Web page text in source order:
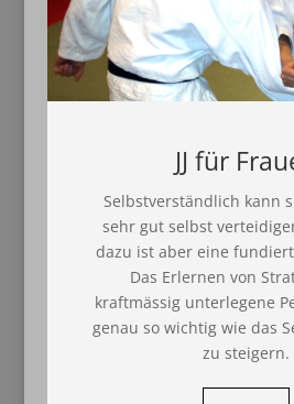
JJ für
Selbstverständlich kann
sehr gut selbst
dazu ist aber eine
Das Erlernen von
kraftmässig unterlegene
genau so wichtig wie das
zu steigern.